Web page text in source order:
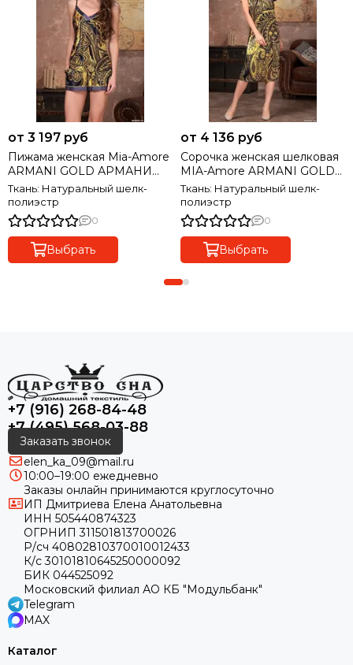
от 3 197 руб
Пижама женская Mia-Amore
ARMANI GOLD АРМАНИ
ГОЛД 3492
Ткань: Натуральный шелк-
полиэстр
0
Выбрать
от 4 136 руб
Сорочка женская шелковая
MIA-Amore ARMANI GOLD
АРМАНИ ГОЛД 3498
Ткань: Натуральный шелк-
полиэстр
0
Выбрать
+7 (916) 268-84-48
+7 (495) 568-03-88
Заказать звонок
elen_ka_09@mail.ru
10:00–19:00 ежедневно
Заказы онлайн принимаются круглосуточно
ИП Дмитриева Елена Анатольевна
ИНН 505440874323
ОГРНИП 311501813700026
Р/сч 40802810370010012433
К/с 30101810645250000092
БИК 044525092
Московский филиал АО КБ "Модульбанк"
Telegram
MAX
Каталог